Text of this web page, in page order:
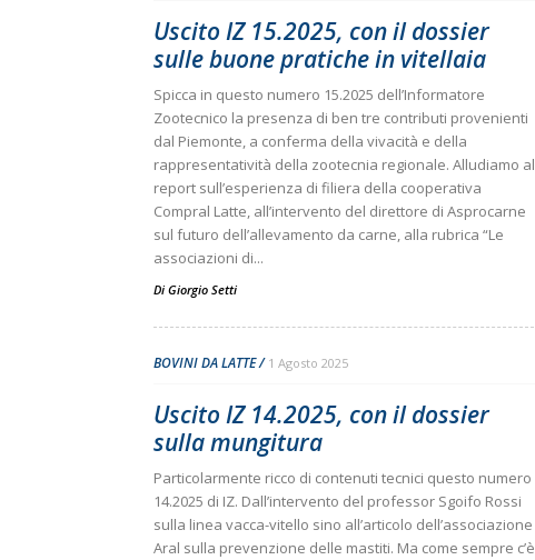
Uscito IZ 15.2025, con il dossier
sulle buone pratiche in vitellaia
Spicca in questo numero 15.2025 dell’Informatore
Zootecnico la presenza di ben tre contributi provenienti
dal Piemonte, a conferma della vivacità e della
rappresentatività della zootecnia regionale. Alludiamo al
report sull’esperienza di filiera della cooperativa
Compral Latte, all’intervento del direttore di Asprocarne
sul futuro dell’allevamento da carne, alla rubrica “Le
associazioni di...
Di Giorgio Setti
BOVINI DA LATTE 1 Agosto 2025
Uscito IZ 14.2025, con il dossier
sulla mungitura
Particolarmente ricco di contenuti tecnici questo numero
14.2025 di IZ. Dall’intervento del professor Sgoifo Rossi
sulla linea vacca-vitello sino all’articolo dell’associazione
Aral sulla prevenzione delle mastiti. Ma come sempre c’è